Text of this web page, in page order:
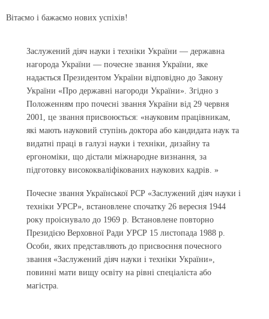
Вітаємо і бажаємо нових успіхів!
Заслужений діяч науки і техніки України — державна
нагорода України — почесне звання України, яке
надається Президентом України відповідно до Закону
України «Про державні нагороди України». Згідно з
Положенням про почесні звання України від 29 червня
2001, це звання присвоюється: «науковим працівникам,
які мають науковий ступінь доктора або кандидата наук та
видатні праці в галузі науки і техніки, дизайну та
ергономіки, що дістали міжнародне визнання, за
підготовку висококваліфікованих наукових кадрів. »
Почесне звання Української РСР «Заслужений діяч науки і
техніки УРСР», встановлене спочатку 26 вересня 1944
року проіснувало до 1969 р. Встановлене повторно
Президією Верховної Ради УРСР 15 листопада 1988 р.
Особи, яких представляють до присвоєння почесного
звання «Заслужений діяч науки і техніки України»,
повинні мати вищу освіту на рівні спеціаліста або
магістра.